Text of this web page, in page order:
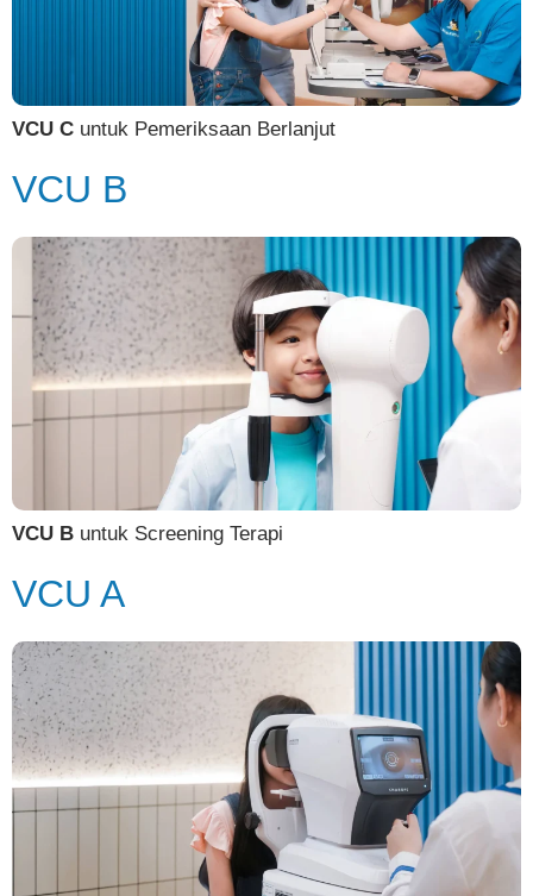
VCU C untuk Pemeriksaan Berlanjut
VCU B
VCU B untuk Screening Terapi
VCU A